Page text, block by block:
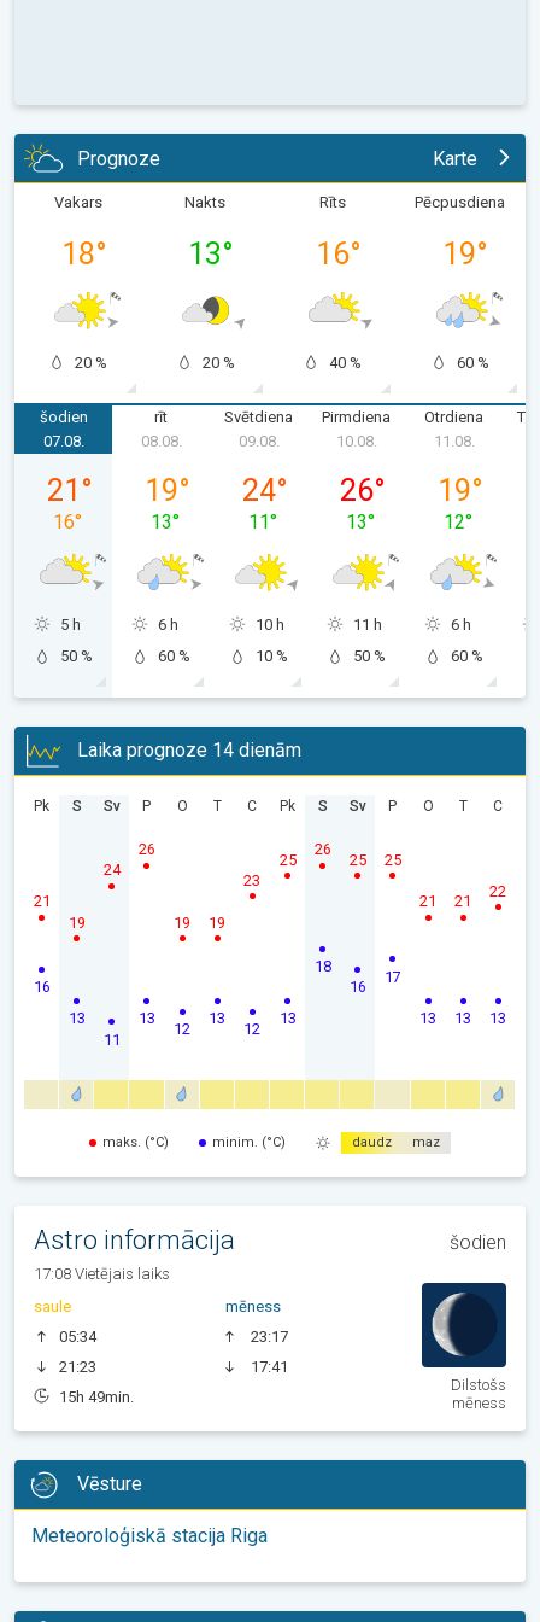
Prognoze Karte
Vakars
18°
20 %
Nakts
13°
20 %
Rīts
16°
40 %
Pēcpusdiena
19°
60 %
šodien
piektdiena, 07.08.
07.08.
21 °
16°
5 h
50 %
rīt
08.08.
19°
13°
6 h
60 %
Svētdiena
09.08.
24°
11°
10 h
10 %
Pirmdiena
10.08.
26°
13°
11 h
50 %
Otrdiena
11.08.
19°
12°
6 h
60 %
Laika prognoze 14 dienām
Pk
16
21
S
13
19
Sv
11
24
P
13
26
O
12
19
T
13
19
C
12
23
Pk
13
25
S
18
26
Sv
16
25
P
17
25
O
13
21
T
13
21
C
13
22
maks. (°C) minim. (°C) daudz maz
Astro informācija šodien
17:08 Vietējais laiks
saule
05:34
21:23
15h 49min.
mēness
23:17
17:41
Dilstošs
mēness
Vēsture
Meteoroloģiskā stacija Riga